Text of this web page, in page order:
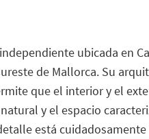
ubicada en
de Mallorca. Su
que el interior y el
y el espacio
está